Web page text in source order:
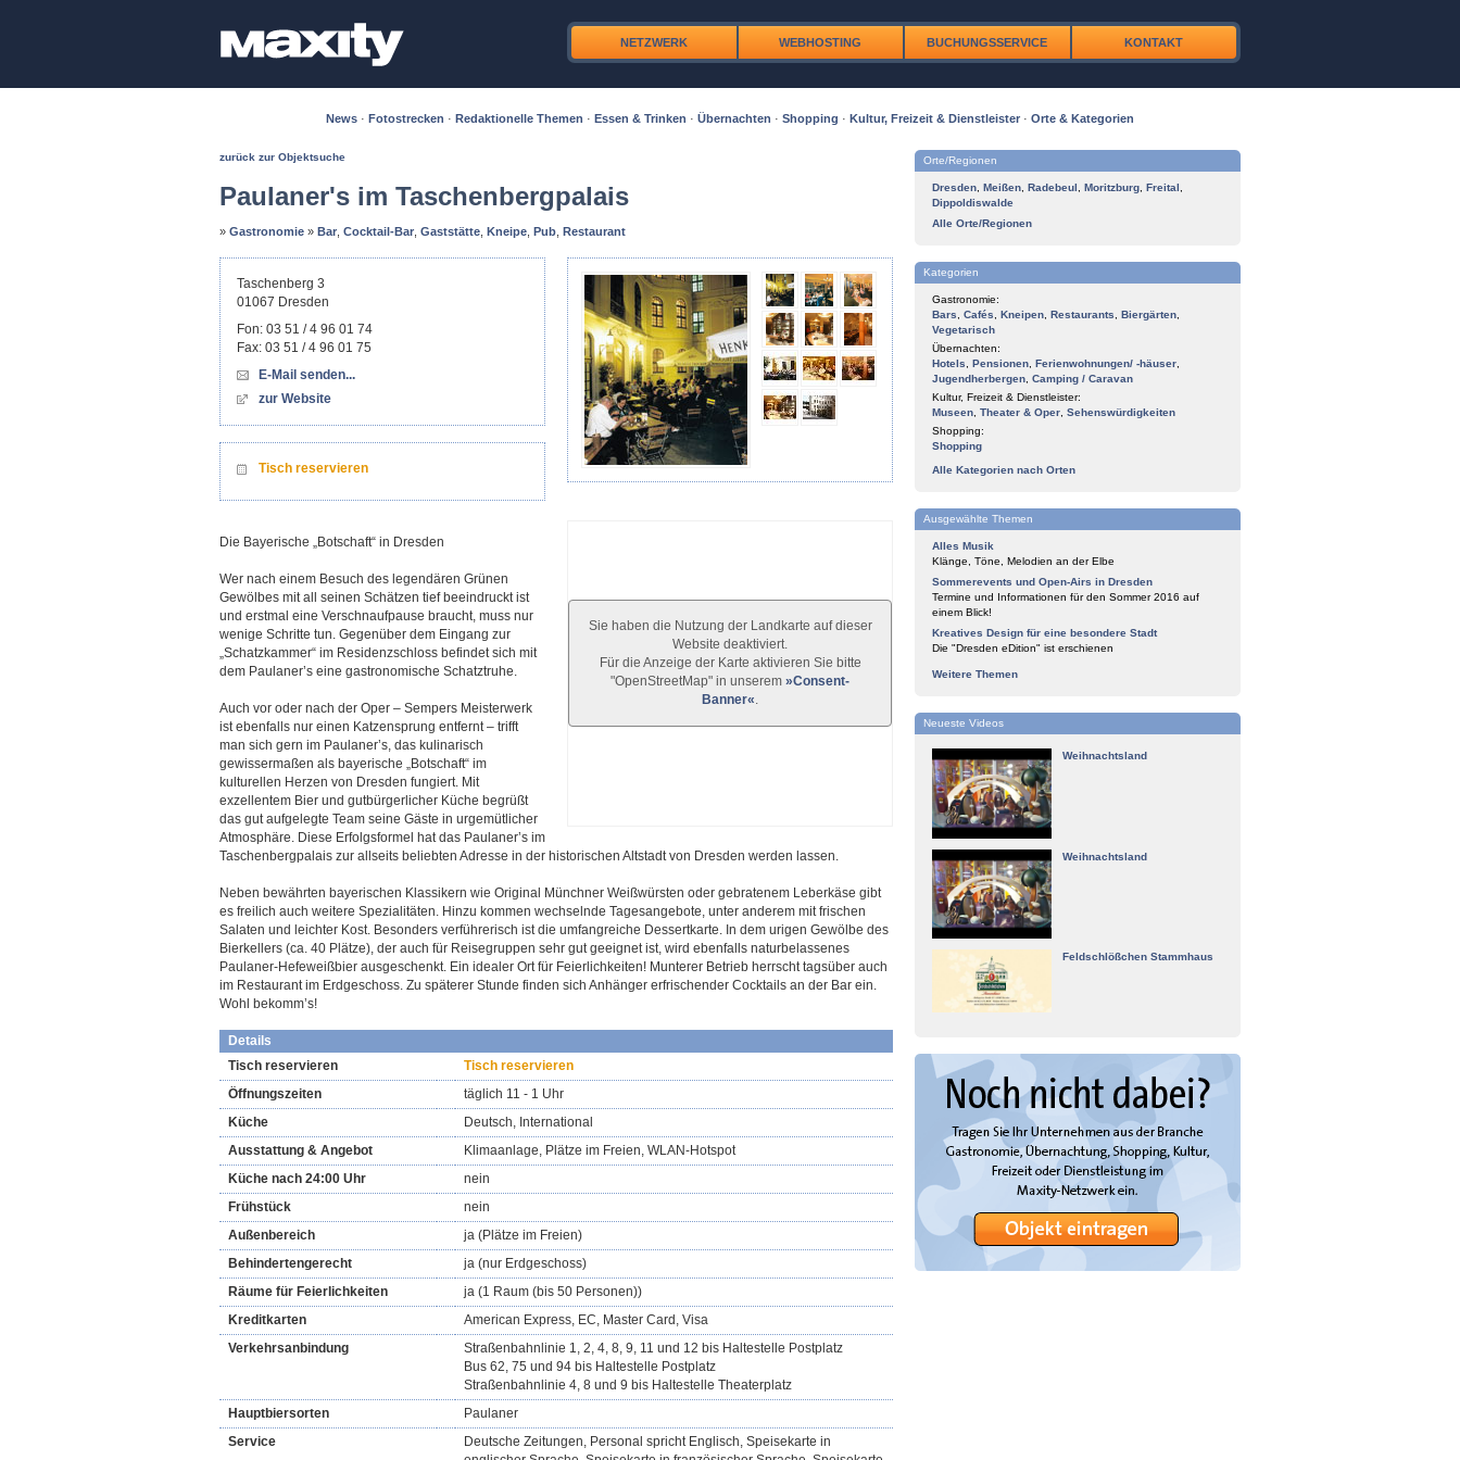
NETZWERK WEBHOSTING BUCHUNGSSERVICE KONTAKT
News · Fotostrecken · Redaktionelle Themen · Essen & Trinken · Übernachten · Shopping · Kultur, Freizeit & Dienstleister · Orte & Kategorien
zurück zur Objektsuche
Paulaner's im Taschenbergpalais
» Gastronomie » Bar Cocktail-Bar Gaststätte Kneipe Pub Restaurant
Sie haben die Nutzung der Landkarte auf dieser
Website deaktiviert.
Für die Anzeige der Karte aktivieren Sie bitte
"OpenStreetMap" in unserem »Consent-
Banner«
Taschenberg 3
01067 Dresden
Fon: 03 51 / 4 96 01 74
Fax: 03 51 / 4 96 01 75
E-Mail senden...
zur Website
Tisch reservieren
Die Bayerische „Botschaft“ in Dresden
Wer nach einem Besuch des legendären Grünen
Gewölbes mit all seinen Schätzen tief beeindruckt ist
und erstmal eine Verschnaufpause braucht, muss nur
wenige Schritte tun. Gegenüber dem Eingang zur
„Schatzkammer“ im Residenzschloss befindet sich mit
dem Paulaner’s eine gastronomische Schatztruhe.
Auch vor oder nach der Oper – Sempers Meisterwerk
ist ebenfalls nur einen Katzensprung entfernt – trifft
man sich gern im Paulaner’s, das kulinarisch
gewissermaßen als bayerische „Botschaft“ im
kulturellen Herzen von Dresden fungiert. Mit
exzellentem Bier und gutbürgerlicher Küche begrüßt
das gut aufgelegte Team seine Gäste in urgemütlicher
Atmosphäre. Diese Erfolgsformel hat das Paulaner’s im
Taschenbergpalais zur allseits beliebten Adresse in der historischen Altstadt von Dresden werden lassen.
Neben bewährten bayerischen Klassikern wie Original Münchner Weißwürsten oder gebratenem Leberkäse gibt
es freilich auch weitere Spezialitäten. Hinzu kommen wechselnde Tagesangebote, unter anderem mit frischen
Salaten und leichter Kost. Besonders verführerisch ist die umfangreiche Dessertkarte. In dem urigen Gewölbe des
Bierkellers (ca. 40 Plätze), der auch für Reisegruppen sehr gut geeignet ist, wird ebenfalls naturbelassenes
Paulaner-Hefeweißbier ausgeschenkt. Ein idealer Ort für Feierlichkeiten! Munterer Betrieb herrscht tagsüber auch
im Restaurant im Erdgeschoss. Zu späterer Stunde finden sich Anhänger erfrischender Cocktails an der Bar ein.
Wohl bekomm’s!
Details
Tisch reservieren
Tisch reservieren
Öffnungszeiten
täglich 11 - 1 Uhr
Küche
Deutsch, International
Ausstattung & Angebot
Klimaanlage, Plätze im Freien, WLAN-Hotspot
Küche nach 24:00 Uhr
nein
Frühstück
nein
Außenbereich
ja (Plätze im Freien)
Behindertengerecht
ja (nur Erdgeschoss)
Räume für Feierlichkeiten
ja (1 Raum (bis 50 Personen))
Kreditkarten
American Express, EC, Master Card, Visa
Verkehrsanbindung
Straßenbahnlinie 1, 2, 4, 8, 9, 11 und 12 bis Haltestelle Postplatz
Bus 62, 75 und 94 bis Haltestelle Postplatz
Straßenbahnlinie 4, 8 und 9 bis Haltestelle Theaterplatz
Hauptbiersorten
Paulaner
Service
Deutsche Zeitungen, Personal spricht Englisch, Speisekarte in
Orte/Regionen
Dresden Meißen Radebeul Moritzburg Freital
Dippoldiswalde
Alle Orte/Regionen
Kategorien
Gastronomie:
Bars
Cafés Kneipen Restaurants Biergärten
Vegetarisch
Übernachten:
Hotels
Pensionen Ferienwohnungen/ -häuser
Jugendherbergen Camping / Caravan
Kultur, Freizeit & Dienstleister:
Museen Theater & Oper Sehenswürdigkeiten
Shopping:
Shopping
Alle Kategorien nach Orten
Ausgewählte Themen
Alles Musik
Klänge, Töne, Melodien an der Elbe
Sommerevents und Open-Airs in Dresden
Termine und Informationen für den Sommer 2016 auf
einem Blick!
Kreatives Design für eine besondere Stadt
Die "Dresden eDition" ist erschienen
Weitere Themen
Neueste Videos
Weihnachtsland
Weihnachtsland
Feldschlößchen Stammhaus